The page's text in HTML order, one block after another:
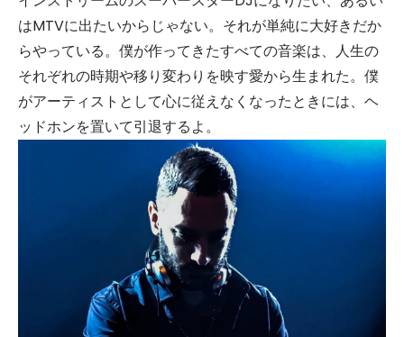
はMTVに出たいからじゃない。それが単純に大好きだか
らやっている。僕が作ってきたすべての音楽は、人生の
それぞれの時期や移り変わりを映す愛から生まれた。僕
がアーティストとして心に従えなくなったときには、ヘ
ッドホンを置いて引退するよ。